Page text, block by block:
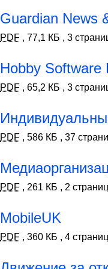
Guardian News
PDF , 77,1 КБ , 3
Hobby Software
PDF , 65,2 КБ , 3
PDF , 586 КБ , 37
PDF , 261 КБ , 2
MobileUK
PDF , 360 КБ , 4